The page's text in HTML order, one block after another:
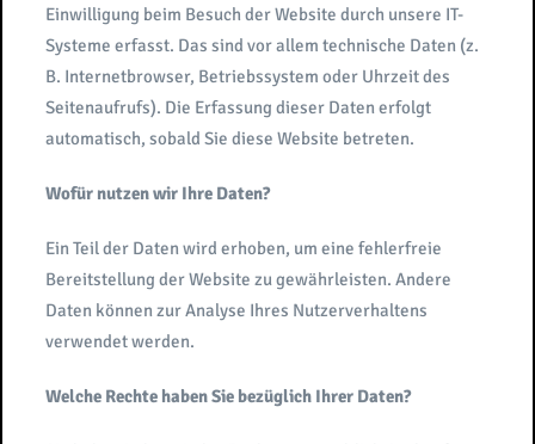
Einwilligung beim Besuch der Website durch unsere IT-
Systeme erfasst. Das sind vor allem technische Daten (z.
B. Internetbrowser, Betriebssystem oder Uhrzeit des
Seitenaufrufs). Die Erfassung dieser Daten erfolgt
automatisch, sobald Sie diese Website betreten.
Wofür nutzen wir Ihre Daten?
Ein Teil der Daten wird erhoben, um eine fehlerfreie
Bereitstellung der Website zu gewährleisten. Andere
Daten können zur Analyse Ihres Nutzerverhaltens
verwendet werden.
Welche Rechte haben Sie bezüglich Ihrer Daten?